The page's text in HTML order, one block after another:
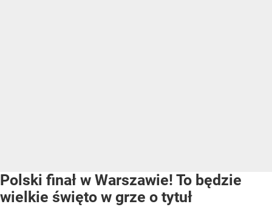
Polski finał w Warszawie! To będzie
wielkie święto w grze o tytuł